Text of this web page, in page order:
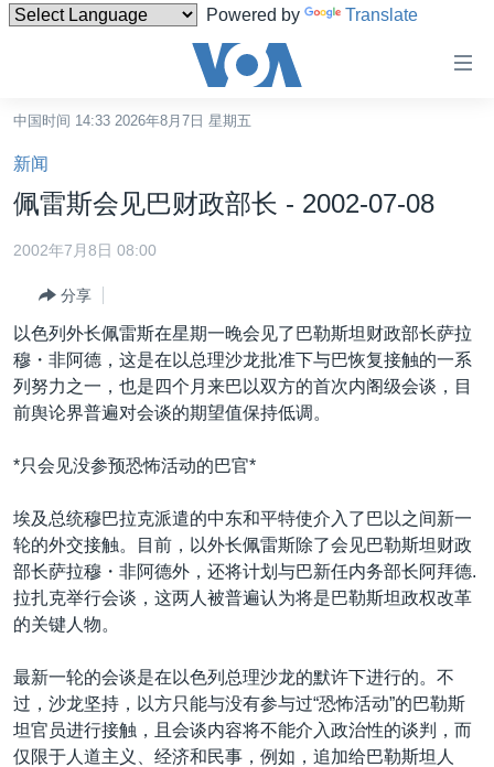
Powered by Translate
碍
链
接
转
容
跳
转
航
转
到
检
港澳
国际
最新国际新闻
印太
中东
非洲
美洲
全球议题
分类新闻
经济·金融·贸易
人权·法律·宗教
军事
劳工
环境
美中关系
热点专题
国会报道
美中关系
美国建国250周年
美国之音专访
重要讲话与声明
VOA今日焦点
中文广播
关注我们
中国时间 14:33 2026年8月7日 星期五
新闻
佩雷斯会见巴财政部长 - 2002-07-08
2002年7月8日 08:00
分享
以色列外长佩雷斯在星期一晚会见了巴勒斯坦财政部长萨拉
穆・非阿德，这是在以总理沙龙批准下与巴恢复接触的一系
列努力之一，也是四个月来巴以双方的首次内阁级会谈，目
前舆论界普遍对会谈的期望值保持低调。
*只会见没参预恐怖活动的巴官*
埃及总统穆巴拉克派遣的中东和平特使介入了巴以之间新一
轮的外交接触。目前，以外长佩雷斯除了会见巴勒斯坦财政
部长萨拉穆・非阿德外，还将计划与巴新任内务部长阿拜德.
拉扎克举行会谈，这两人被普遍认为将是巴勒斯坦政权改革
的关键人物。
最新一轮的会谈是在以色列总理沙龙的默许下进行的。不
过，沙龙坚持，以方只能与没有参与过“恐怖活动”的巴勒斯
坦官员进行接触，且会谈内容将不能介入政治性的谈判，而
仅限于人道主义、经济和民事，例如，追加给巴勒斯坦人